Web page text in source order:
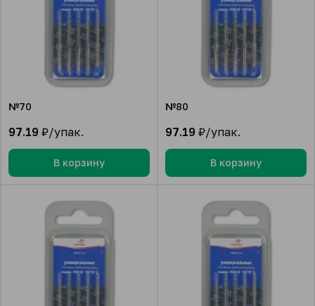
№70
97.19 ₽/упак.
В корзину
№80
97.19 ₽/упак.
В корзину